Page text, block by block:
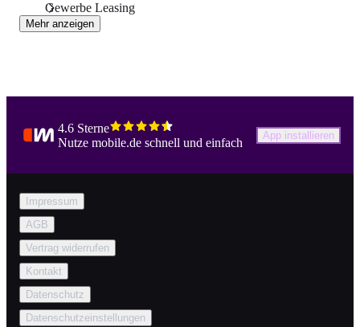
Gewerbe Leasing
Mehr anzeigen
4.6 Sterne
Nutze mobile.de schnell und einfach
App installieren
Impressum
AGB
Vertrag widerrufen
Kontakt
Datenschutz
Datenschutzeinstellungen